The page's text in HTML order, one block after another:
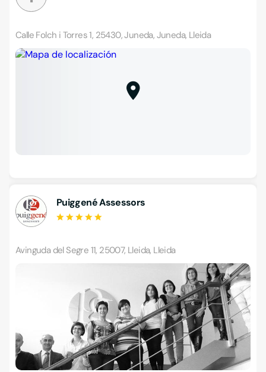
Calle Folch i Torres 1, 25430, Juneda, Juneda, Lleida
Puiggené Assessors
Avinguda del Segre 11, 25007, Lleida, Lleida